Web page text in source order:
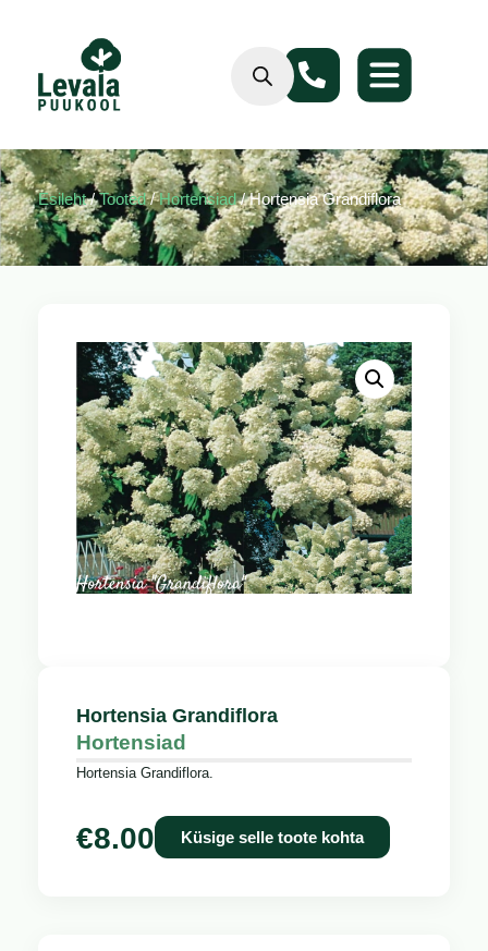
Esileht/Tooted/Hortensiad/ Hortensia Grandiflora
Hortensia Grandiflora
Hortensiad
Hortensia Grandiflora.
€8.00 Küsige selle toote kohta